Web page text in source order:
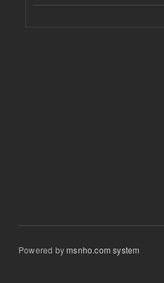
Powered bymsnho.com system